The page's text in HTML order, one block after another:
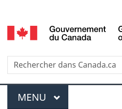
au
de
la
selection
Recherche
Menu
MENU PRINCIPAL